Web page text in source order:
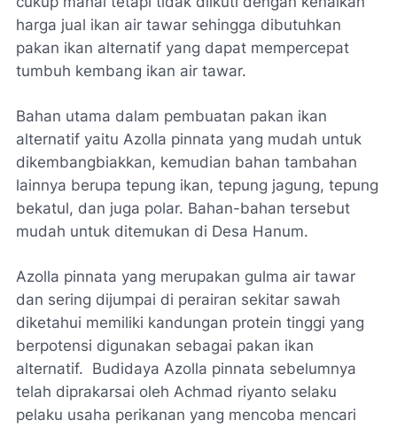
harga jual ikan air tawar sehingga dibutuhkan
pakan ikan alternatif yang dapat mempercepat
tumbuh kembang ikan air tawar.
Bahan utama dalam pembuatan pakan ikan
alternatif yaitu Azolla pinnata yang mudah untuk
dikembangbiakkan, kemudian bahan tambahan
lainnya berupa tepung ikan, tepung jagung, tepung
bekatul, dan juga polar. Bahan-bahan tersebut
mudah untuk ditemukan di Desa Hanum.
Azolla pinnata yang merupakan gulma air tawar
dan sering dijumpai di perairan sekitar sawah
diketahui memiliki kandungan protein tinggi yang
berpotensi digunakan sebagai pakan ikan
alternatif. Budidaya Azolla pinnata sebelumnya
telah diprakarsai oleh Achmad riyanto selaku
pelaku usaha perikanan yang mencoba mencari